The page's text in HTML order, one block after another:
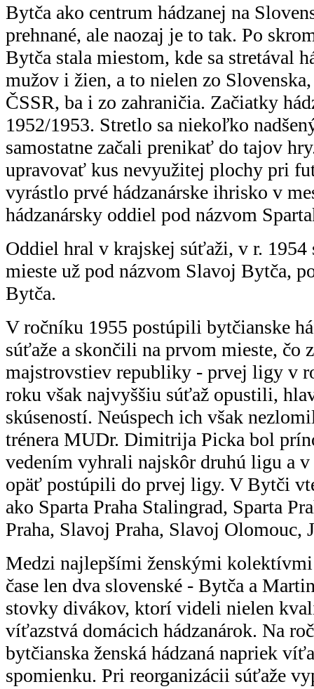
Bytča ako centrum hádzanej na
prehnané, ale naozaj je to tak. Po
Bytča stala miestom, kde sa stretával
mužov i žien, a to nielen zo
ČSSR, ba i zo zahraničia. Začiatky
1952/1953. Stretlo sa niekoľko
samostatne začali prenikať do tajov
upravovať kus nevyužitej plochy pri
vyrástlo prvé hádzanárske ihrisko v
hádzanársky oddiel pod názvom
Oddiel hral v krajskej súťaži, v r.
mieste už pod názvom Slavoj Bytča,
Bytča.
V ročníku 1955 postúpili bytčianske
súťaže a skončili na prvom mieste, čo
majstrovstiev republiky - prvej ligy v
roku však najvyššiu súťaž opustili,
skúseností. Neúspech ich však
trénera MUDr. Dimitrija Picka bol
vedením vyhrali najskôr druhú ligu a
opäť postúpili do prvej ligy. V Bytči
ako Sparta Praha Stalingrad, Sparta
Praha, Slavoj Praha, Slavoj Olomouc,
Medzi najlepšími ženskými
čase len dva slovenské - Bytča a
stovky divákov, ktorí videli nielen
víťazstvá domácich hádzanárok. Na
bytčianska ženská hádzaná napriek
spomienku. Pri reorganizácii súťaže